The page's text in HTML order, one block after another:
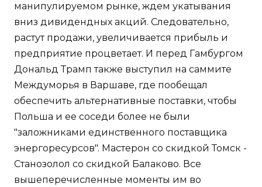
манипулируемом рынке, ждем укатывания
вниз дивидендных акций. Следовательно,
растут продажи, увеличивается прибыль и
предприятие процветает. И перед Гамбургом
Дональд Трамп также выступил на саммите
Междуморья в Варшаве, где пообещал
обеспечить альтернативные поставки, чтобы
Польша и ее соседи более не были
"заложниками единственного поставщика
энергоресурсов". Мастерон со скидкой Томск -
Станозолол со скидкой Балаково. Все
вышеперечисленные моменты им во